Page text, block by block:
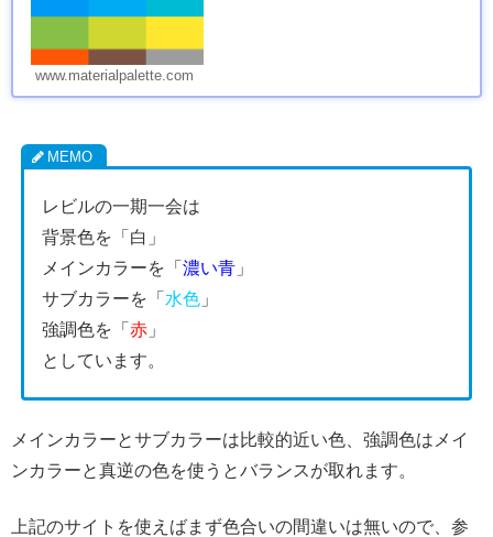
www.materialpalette.com
レビルの一期一会は
背景色を「白」
メインカラーを「 濃い青」
サブカラーを「 水色」
強調色を「 赤」
としています。
メインカラーとサブカラーは比較的近い色、強調色はメイ
ンカラーと真逆の色を使うとバランスが取れます。
上記のサイトを使えばまず色合いの間違いは無いので、参